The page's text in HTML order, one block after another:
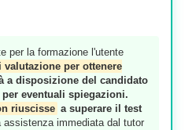
per la formazione l'utente
valutazione per ottenere
a disposizione del candidato
eventuali spiegazioni.
riuscisse a superare il test
assistenza immediata dal tutor